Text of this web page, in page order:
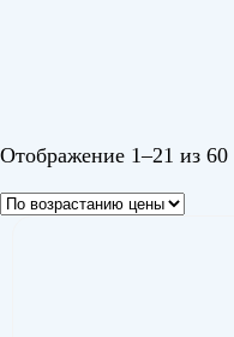
Отображение 1–21 из 60